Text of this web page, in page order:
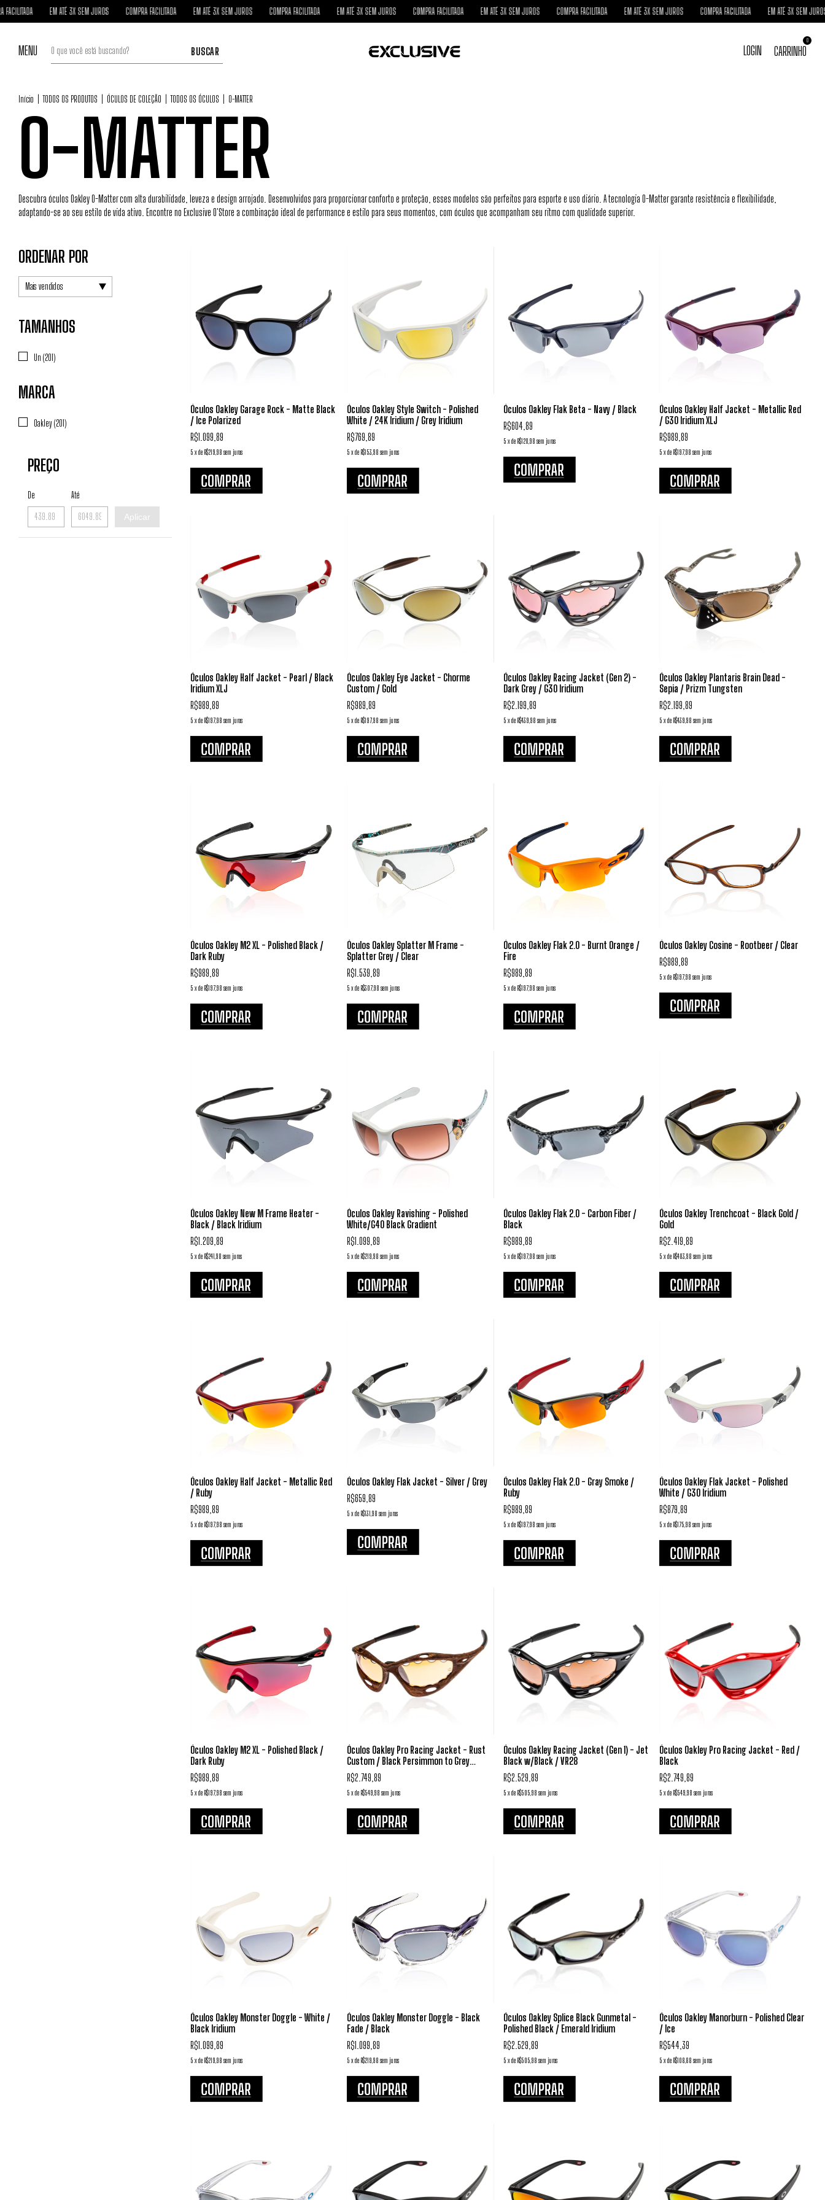
EM ATÉ 3X SEM JUROS COMPRA FACILITADA EM ATÉ 3X SEM JUROS COMPRA FACILITADA EM ATÉ 3X SEM JUROS COMPRA FACILITADA EM ATÉ 3X SEM JUROS COMPRA FACILITADA EM ATÉ 3X SEM JUROS COMPRA FACILITADA EM ATÉ 3X SEM JUROS
MENU BUSCAR LOGIN CARRINHO
0
Início TODOS OS PRODUTOS ÓCULOS DE COLEÇÃO TODOS OS ÓCULOS O-MATTER
O-MATTER
Descubra óculos Oakley O-Matter com alta durabilidade, leveza e design arrojado. Desenvolvidos para proporcionar conforto e proteção, esses modelos são perfeitos para esporte e uso diário. A tecnologia O-Matter garante resistência e flexibilidade,
adaptando-se ao seu estilo de vida ativo. Encontre no Exclusive O'Store a combinação ideal de performance e estilo para seus momentos, com óculos que acompanham seu ritmo com qualidade superior.
ORDENAR POR
TAMANHOS
Un (201)
MARCA
Oakley (201)
PREÇO
De Até
Aplicar
Óculos Oakley Garage Rock - Matte Black
/ Ice Polarized
R$1.099,89
5 xde R$219,98 sem juros
Óculos Oakley Style Switch - Polished
White / 24K Iridium / Grey Iridium
R$769,89
5 xde R$153,98 sem juros
Óculos Oakley Flak Beta - Navy / Black
R$604,89
5 xde R$120,98 sem juros
Óculos Oakley Half Jacket - Metallic Red
/ G30 Iridium XLJ
R$989,89
5 xde R$197,98 sem juros
Óculos Oakley Half Jacket - Pearl / Black
Iridium XLJ
R$989,89
5 xde R$197,98 sem juros
Óculos Oakley Eye Jacket - Chorme
Custom / Gold
R$989,89
5 xde R$197,98 sem juros
Óculos Oakley Racing Jacket (Gen 2) -
Dark Grey / G30 Iridium
R$2.199,89
5 xde R$439,98 sem juros
Óculos Oakley Plantaris Brain Dead -
Sepia / Prizm Tungsten
R$2.199,89
5 xde R$439,98 sem juros
Óculos Oakley M2 XL - Polished Black /
Dark Ruby
R$989,89
5 xde R$197,98 sem juros
Óculos Oakley Splatter M Frame -
Splatter Grey / Clear
R$1.539,89
5 xde R$307,98 sem juros
Óculos Oakley Flak 2.0 - Burnt Orange /
Fire
R$989,89
5 xde R$197,98 sem juros
Óculos Oakley Cosine - Rootbeer / Clear
R$989,89
5 xde R$197,98 sem juros
Óculos Oakley New M Frame Heater -
Black / Black Iridium
R$1.209,89
5 xde R$241,98 sem juros
Óculos Oakley Ravishing - Polished
White/G40 Black Gradient
R$1.099,89
5 xde R$219,98 sem juros
Óculos Oakley Flak 2.0 - Carbon Fiber /
Black
R$989,89
5 xde R$197,98 sem juros
Óculos Oakley Trenchcoat - Black Gold /
Gold
R$2.419,89
5 xde R$483,98 sem juros
Óculos Oakley Half Jacket - Metallic Red
/ Ruby
R$989,89
5 xde R$197,98 sem juros
Óculos Oakley Flak Jacket - Silver / Grey
R$659,89
5 xde R$131,98 sem juros
Óculos Oakley Flak 2.0 - Gray Smoke /
Ruby
R$989,89
5 xde R$197,98 sem juros
Óculos Oakley Flak Jacket - Polished
White / G30 Iridium
R$879,89
5 xde R$175,98 sem juros
Óculos Oakley M2 XL - Polished Black /
Dark Ruby
R$989,89
5 xde R$197,98 sem juros
Óculos Oakley Pro Racing Jacket - Rust
Custom / Black Persimmon to Grey
Transition
R$2.749,89
5 xde R$549,98 sem juros
Óculos Oakley Racing Jacket (Gen 1) - Jet
Black w/Black / VR28
R$2.529,89
5 xde R$505,98 sem juros
Óculos Oakley Pro Racing Jacket - Red /
Black
R$2.749,89
5 xde R$549,98 sem juros
Óculos Oakley Monster Doggle - White /
Black Iridium
R$1.099,89
5 xde R$219,98 sem juros
Óculos Oakley Monster Doggle - Black
Fade / Black
R$1.099,89
5 xde R$219,98 sem juros
Óculos Oakley Splice Black Gunmetal -
Polished Black / Emerald Iridium
R$2.529,89
5 xde R$505,98 sem juros
Óculos Oakley Manorburn - Polished Clear
/ Ice
R$544,39
5 xde R$108,88 sem juros